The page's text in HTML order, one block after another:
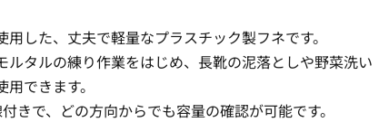
した、丈夫で軽量なプラスチック製フネです。
タルの練り作業をはじめ、長靴の泥落としや野菜洗い
できます。
きで、どの方向からでも容量の確認が可能です。